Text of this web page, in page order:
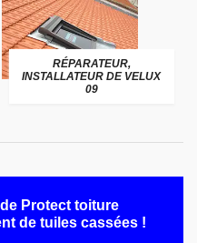
RÉPARATEUR,
INSTALLATEUR DE VELUX
09
Protect toiture
de tuiles cassées !